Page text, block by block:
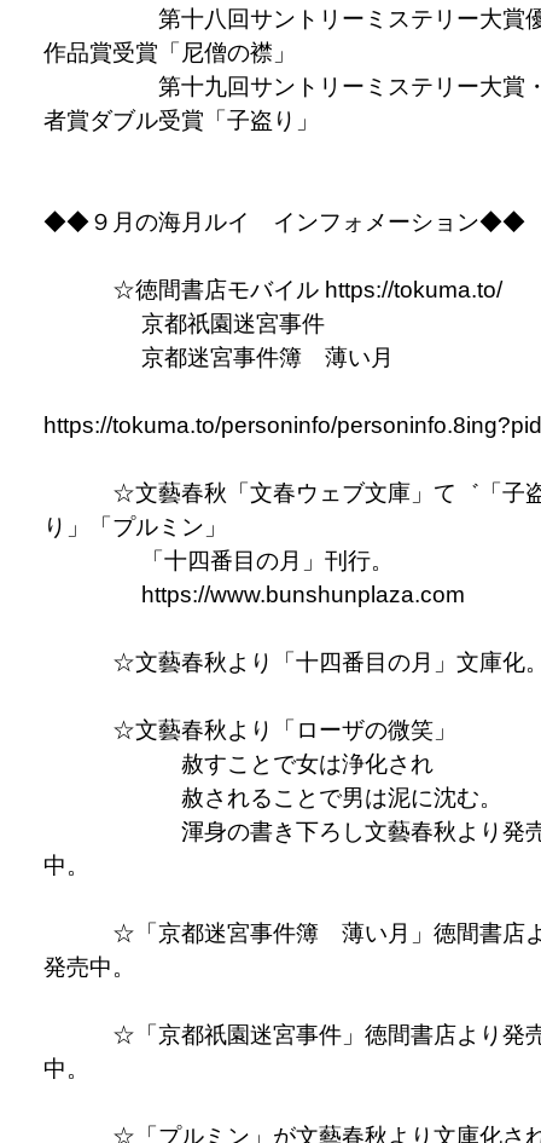
第十八回サントリーミステリー大賞
作品賞受賞「尼僧の襟」
第十九回サントリーミステリー大賞
者賞ダブル受賞「子盗り」
◆◆９月の海月ルイ インフォメーション◆◆
☆徳間書店モバイル https://tokuma.to/
京都祇園迷宮事件
京都迷宮事件簿 薄い月
https://tokuma.to/personinfo/
☆文藝春秋「文春ウェブ文庫」て゛「子
り」「プルミン」
「十四番目の月」刊行。
https://www.bunshunplaza.com
☆文藝春秋より「十四番目の月」文庫化
☆文藝春秋より「ローザの微笑」
赦すことで女は浄化され
赦されることで男は泥に沈む。
渾身の書き下ろし文藝春秋より発
中。
☆「京都迷宮事件簿 薄い月」徳間書店
発売中。
☆「京都祇園迷宮事件」徳間書店より発
中。
☆「プルミン」が文藝春秋より文庫化さ